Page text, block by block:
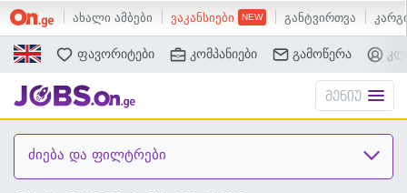
ახალი ამბები ვაკანსიები განტვირთვა
ძებნა
ფავორიტები კომპანიები გამოწერა
მენიუ
ძიება და ფილტრები